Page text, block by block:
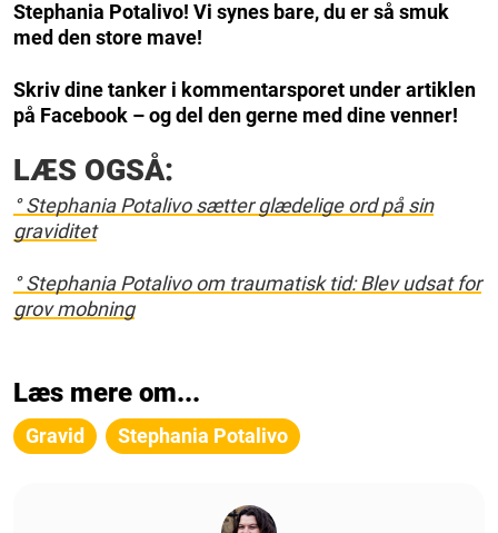
Stephania Potalivo! Vi synes bare, du er så smuk
med den store mave!
Skriv dine tanker i kommentarsporet under artiklen
på Facebook – og del den gerne med dine venner!
LÆS OGSÅ:
° Stephania Potalivo sætter glædelige ord på sin
graviditet
° Stephania Potalivo om traumatisk tid: Blev udsat for
grov mobning
Læs mere om...
Gravid Stephania Potalivo